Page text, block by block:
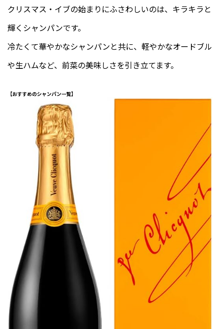
クリスマス・イブの始まりにふさわしいのは、キラキラと
輝くシャンパンです。
冷たくて華やかなシャンパンと共に、軽やかなオードブル
や生ハムなど、前菜の美味しさを引き立てます。
【おすすめのシャンパン一覧】